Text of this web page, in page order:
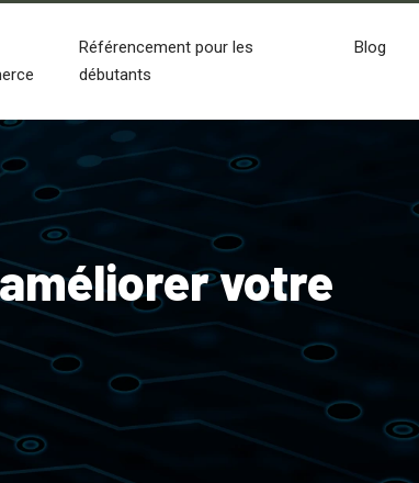
Référencement pour les
débutants
Blog
votre